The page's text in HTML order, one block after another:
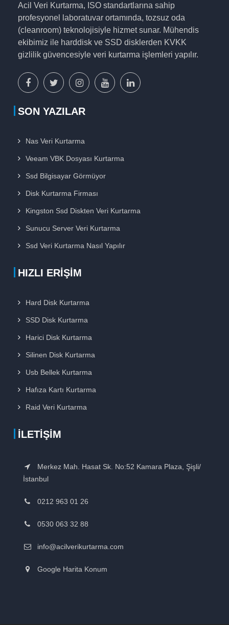
Acil Veri Kurtarma, ISO standartlarına sahip
profesyonel laboratuvar ortamında, tozsuz oda
(cleanroom) teknolojisiyle hizmet sunar. Mühendis
ekibimiz ile harddisk ve SSD disklerden KVKK
gizlilik güvencesiyle veri kurtarma işlemleri yapılır.
facebook
sayfamız
x
sayfamız
instagram
sayfamız
youtube
sayfamız
SON YAZILAR
Nas Veri Kurtarma
Veeam VBK Dosyası Kurtarma
Ssd Bilgisayar Görmüyor
Disk Kurtarma Firması
Kingston Ssd Diskten Veri Kurtarma
Sunucu Server Veri Kurtarma
Ssd Veri Kurtarma Nasıl Yapılır
HIZLI ERIŞIM
Hard Disk Kurtarma
SSD Disk Kurtarma
Harici Disk Kurtarma
Silinen Disk Kurtarma
Usb Bellek Kurtarma
Hafıza Kartı Kurtarma
Raid Veri Kurtarma
İLETIŞIM
Merkez Mah. Hasat Sk. No:52 Kamara Plaza, Şişli/
İstanbul
0212 963 01 26
0530 063 32 88
info@acilverikurtarma.com
Google Harita Konum